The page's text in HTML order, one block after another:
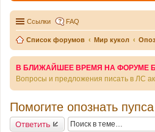
Ссылки FAQ
Список форумов Мир кукол
В БЛИЖАЙШЕЕ ВРЕМЯ НА ФОРУМЕ
Вопросы и предложения писать в ЛС
Помогите опознать
Ответить